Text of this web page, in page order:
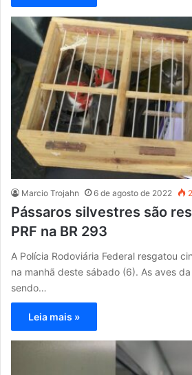
Marcio Trojahn 6 de agosto de 2022
Pássaros silvestres são
PRF na BR 293
A Polícia Rodoviária Federal resgatou
na manhã deste sábado (6). As aves
sendo…
Leia mais »